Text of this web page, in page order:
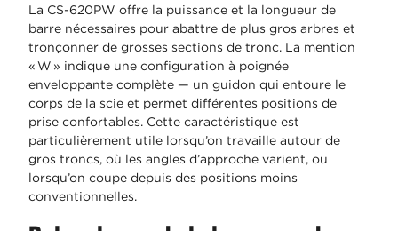
La CS-620PW offre la puissance et la longueur de
barre nécessaires pour abattre de plus gros arbres et
tronçonner de grosses sections de tronc. La mention
« W » indique une configuration à poignée
enveloppante complète — un guidon qui entoure le
corps de la scie et permet différentes positions de
prise confortables. Cette caractéristique est
particulièrement utile lorsqu’on travaille autour de
gros troncs, où les angles d’approche varient, ou
lorsqu’on coupe depuis des positions moins
conventionnelles.